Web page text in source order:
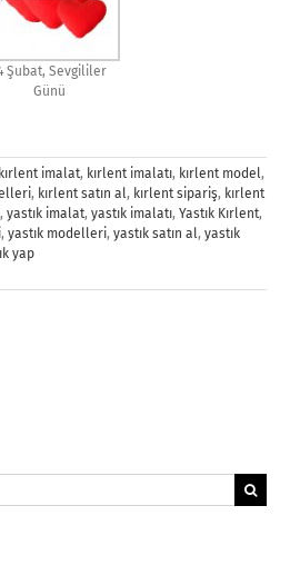
Şubat, Sevgililer
Günü
kırlent imalat, kırlent imalatı, kırlent model,
, kırlent satın al, kırlent sipariş, kırlent
, yastık imalat, yastık imalatı, Yastık Kırlent,
, yastık modelleri, yastık satın al, yastık
yap